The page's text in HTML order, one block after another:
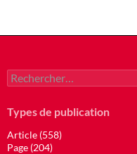
Rechercher :
Types de publication
Article (558)
Page (204)